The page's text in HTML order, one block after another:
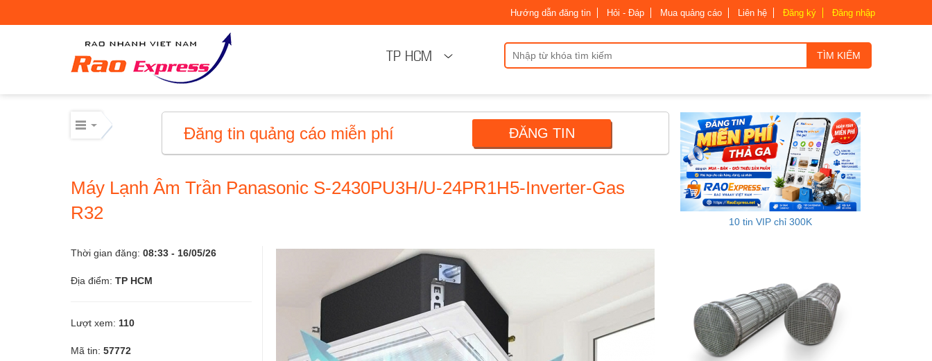
Thiết bị công nghiệp
Mua bán thiết bị cơ giới
Mua bán - Cho thuê xe cơ giới
Xe cơ giới
Điện lạnh – linh kiện
Hướng dẫn đăng tin Hỏi - Đáp Mua quảng cáo Liên hệ Đăng ký Đăng nhập
TP HCM TÌM KIẾM
Đăng tin quảng cáo miễn phí ĐĂNG TIN
Máy Lạnh Âm Trần Panasonic S-2430PU3H/U-24PR1H5-Inverter-Gas
R32
Thời gian đăng: 08:33 - 16/05/26
Địa điểm: TP HCM
Lượt xem: 110
Mã tin: 57772
10 tin VIP chỉ 300K